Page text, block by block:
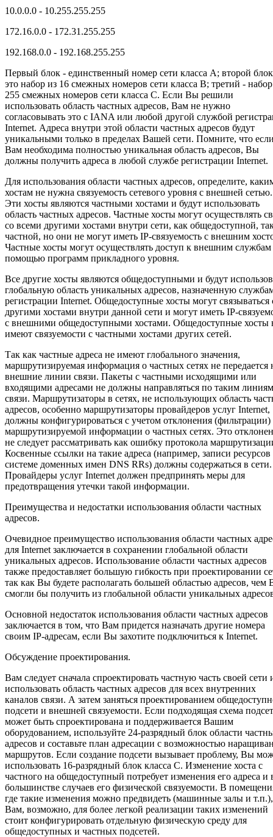
10.0.0.0 - 10.255.255.255
172.16.0.0 - 172.31.255.255
192.168.0.0 - 192.168.255.255
Первый блок - единственный номер сети класса А; второй
это набор из 16 смежных номеров сети класса В; третий -
255 смежных номеров сети класса С. Если Вы решили
использовать область частных адресов, Вам не нужно
согласовывать это с IANA или любой другой службой
Internet. Адреса внутри этой области частных адресов будут
уникальными только в пределах Вашей сети. Помните, что
Вам необходима полностью уникальная область адресов, Вы
должны получить адреса в любой службе регистрации Internet.
Для использования области частных адресов, определите,
хостам не нужна связуемость сетевого уровня с внешней сетью.
Эти хосты являются частными хостами и будут использовать
область частных адресов. Частные хосты могут осуществлять
со всеми другими хостами внутри сети, как общедоступной,
частной, но они не могут иметь IP-связуемость с внешним
Частные хосты могут осуществлять доступ к внешним службам
помощью программ прикладного уровня.
Все другие хосты являются общедоступными и будут
глобальную область уникальных адресов, назначенную
регистрации Internet. Общедоступные хосты могут связываться
другими хостами внутри данной сети и могут иметь IP-
с внешними общедоступными хостами. Общедоступные хосты
имеют связуемости с частными хостами других сетей.
Так как частные адреса не имеют глобального значения,
маршрутизируемая информация о частных сетях не передается
внешние линии связи. Пакеты с частными исходящими или
входящими адресами не должны направляться по таким линиям
связи. Маршрутизаторы в сетях, не использующих область
адресов, особенно маршрутизаторы провайдеров услуг Internet,
должны конфигурироваться с учетом отклонения (фильтрации)
маршрутизируемой информации о частных сетях. Это
не следует рассматривать как ошибку протокола
Косвенные ссылки на такие адреса (например, записи ресурсов
системе доменных имен DNS RRs) должны содержаться в сети.
Провайдеры услуг Internet должен предпринять меры для
предотвращения утечки такой информации.
Преимущества и недостатки использования области частных
адресов.
Очевидное преимущество использования области частных
для Internet заключается в сохранении глобальной области
уникальных адресов. Использование области частных адресов
также предоставляет большую гибкость при проектировании
так как Вы будете располагать большей областью адресов, чем
смогли бы получить из глобальной области уникальных
Основной недостаток использования области частных адресов
заключается в том, что Вам придется назначать другие номера
своим IP-адресам, если Вы захотите подключиться к Internet.
Обсуждение проектирования.
Вам следует сначала спроектировать частную часть своей сети
использовать область частных адресов для всех внутренних
каналов связи. А затем заняться проектированием
подсети и внешней связуемости. Если подходящая схема
может быть спроектирована и поддерживается Вашим
оборудованием, используйте 24-разрядный блок области
адресов и составьте план адресации с возможностью
маршрутов. Если создание подсети вызывает проблему, Вы
использовать 16-разрядный блок класса С. Изменение хоста с
частного на общедоступный потребует изменения его адреса и
большинстве случаев его физической связуемости. В
где такие изменения можно предвидеть (машинные залы и т.п.),
Вам, возможно, для более легкой реализации таких изменений
стоит конфигурировать отдельную физическую среду для
общедоступных и частных подсетей.